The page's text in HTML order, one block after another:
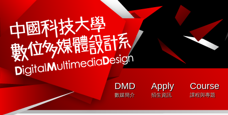
DMD
數媒簡介
Apply
招生資訊
Course
課程與專題